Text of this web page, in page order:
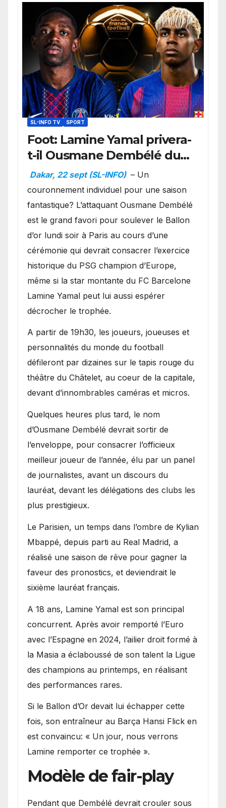
SL-INFO TV SPORT
Foot: Lamine Yamal privera-
t-il Ousmane Dembélé du
Ballon d’or ?
Dakar, 22 sept (SL-INFO) – Un
couronnement individuel pour une saison
fantastique? L’attaquant Ousmane Dembélé
est le grand favori pour soulever le Ballon
d’or lundi soir à Paris au cours d’une
cérémonie qui devrait consacrer l’exercice
historique du PSG champion d’Europe,
même si la star montante du FC Barcelone
Lamine Yamal peut lui aussi espérer
décrocher le trophée.
A partir de 19h30, les joueurs, joueuses et
personnalités du monde du football
défileront par dizaines sur le tapis rouge du
théâtre du Châtelet, au coeur de la capitale,
devant d’innombrables caméras et micros.
Quelques heures plus tard, le nom
d’Ousmane Dembélé devrait sortir de
l’enveloppe, pour consacrer l’officieux
meilleur joueur de l’année, élu par un panel
de journalistes, avant un discours du
lauréat, devant les délégations des clubs les
plus prestigieux.
Le Parisien, un temps dans l’ombre de Kylian
Mbappé, depuis parti au Real Madrid, a
réalisé une saison de rêve pour gagner la
faveur des pronostics, et deviendrait le
sixième lauréat français.
A 18 ans, Lamine Yamal est son principal
concurrent. Après avoir remporté l’Euro
avec l’Espagne en 2024, l’ailier droit formé à
la Masia a éclaboussé de son talent la Ligue
des champions au printemps, en réalisant
des performances rares.
Si le Ballon d’Or devait lui échapper cette
fois, son entraîneur au Barça Hansi Flick en
est convaincu: « Un jour, nous verrons
Lamine remporter ce trophée ».
Modèle de fair-play
Pendant que Dembélé devrait crouler sous